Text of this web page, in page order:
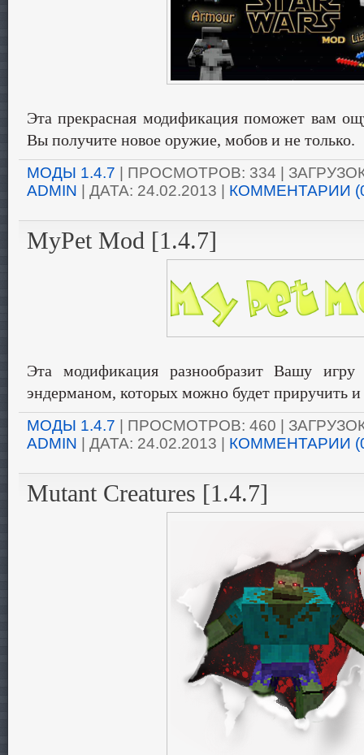
Эта прекрасная модификация поможет вам
Вы получите новое оружие, мобов и не только.
МОДЫ 1.4.7 | ПРОСМОТРОВ: 334 |
ADMIN | ДАТА: 24.02.2013 | КОММЕНТАРИИ
MyPet Mod [1.4.7]
Эта модификация разнообразит Вашу
эндерманом, которых можно будет приручить и
МОДЫ 1.4.7 | ПРОСМОТРОВ: 460 |
ADMIN | ДАТА: 24.02.2013 КОММЕНТАРИИ
Mutant Creatures [1.4.7]